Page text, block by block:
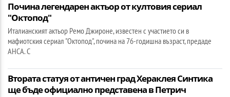
Почина легендарен актьор от култовия сериал
"Октопод"
Италианският актьор Ремо Джироне, известен с участието си в
мафиотския сериал "Октопод", почина на 76-годишна възраст, предаде
АНСА. С
Втората статуя от античен град Хераклея Синтика
ще бъде официално представена в Петрич